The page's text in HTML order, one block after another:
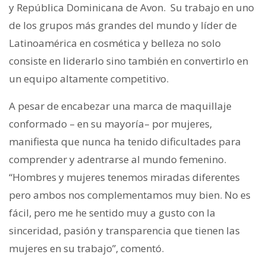
y República Dominicana de Avon. Su trabajo en uno
de los grupos más grandes del mundo y líder de
Latinoamérica en cosmética y belleza no solo
consiste en liderarlo sino también en convertirlo en
un equipo altamente competitivo.
A pesar de encabezar una marca de maquillaje
conformado – en su mayoría– por mujeres,
manifiesta que nunca ha tenido dificultades para
comprender y adentrarse al mundo femenino.
“Hombres y mujeres tenemos miradas diferentes
pero ambos nos complementamos muy bien. No es
fácil, pero me he sentido muy a gusto con la
sinceridad, pasión y transparencia que tienen las
mujeres en su trabajo”, comentó.